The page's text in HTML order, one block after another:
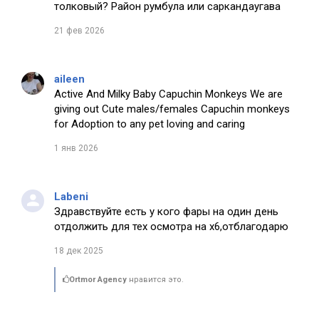
толковый? Район румбула или саркандаугава
21 фев 2026
aileen
Active And Milky Baby Capuchin Monkeys We are
giving out Cute males/females Capuchin monkeys
for Adoption to any pet loving and caring
1 янв 2026
Labeni
Здравствуйте есть у кого фары на один день
отдолжить для тех осмотра на х6,отблагодарю
18 дек 2025
Ortmor Agency нравится это.